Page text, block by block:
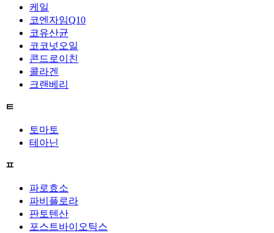
케일
코엔자임Q10
코유산균
코코넛오일
콘드로이친
콜라겐
크랜베리
ㅌ
토마토
테아닌
ㅍ
파로효소
파비플로라
판토텐산
포스트바이오틱스